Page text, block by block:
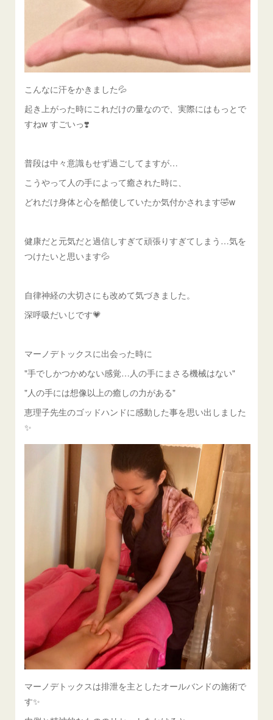
こんなに汗をかきました💦
起き上がった時にこれだけの量なので、実際にはもっとで
すねw すごいっ❣️
普段は中々意識もせず過ごしてますが…
こうやって人の手によって癒された時に、
どれだけ身体と心を酷使していたか気付かされます🤣w
健康だと元気だと過信しすぎて頑張りすぎてしまう…気を
つけたいと思います💦
自律神経の大切さにも改めて気づきました。
深呼吸だいじです💗
マーノデトックスに出会った時に
"手でしかつかめない感覚…人の手にまさる機械はない"
"人の手には想像以上の癒しの力がある"
恵理子先生のゴッドハンドに感動した事を思い出しました
✨
マーノデトックスは排泄を主としたオールバンドの施術で
す✨